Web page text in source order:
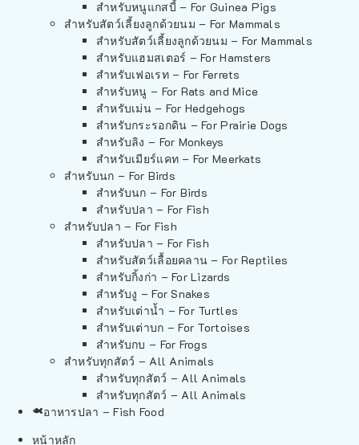
สำหรับหนูแกสบี้ – For Guinea Pigs
สำหรับสัตว์เลี้ยงลูกด้วยนม – For Mammals
สำหรับสัตว์เลี้ยงลูกด้วยนม – For Mammals
สำหรับแฮมสเตอร์ – For Hamsters
สำหรับเฟอเรท – For Ferrets
สำหรับหนู – For Rats and Mice
สำหรับเม่น – For Hedgehogs
สำหรับกระรอกดิน – For Prairie Dogs
สำหรับลิง – For Monkeys
สำหรับเมียร์แคท – For Meerkats
สำหรับนก – For Birds
สำหรับนก – For Birds
สำหรับปลา – For Fish
สำหรับปลา – For Fish
สำหรับปลา – For Fish
สำหรับสัตว์เลื้อยคลาน – For Reptiles
สำหรับกิ้งก่า – For Lizards
สำหรับงู – For Snakes
สำหรับเต่าน้ำ – For Turtles
สำหรับเต่าบก – For Tortoises
สำหรับกบ – For Frogs
สำหรับทุกสัตว์ – All Animals
สำหรับทุกสัตว์ – All Animals
สำหรับทุกสัตว์ – All Animals
อาหารปลา – Fish Food
หน้าหลัก